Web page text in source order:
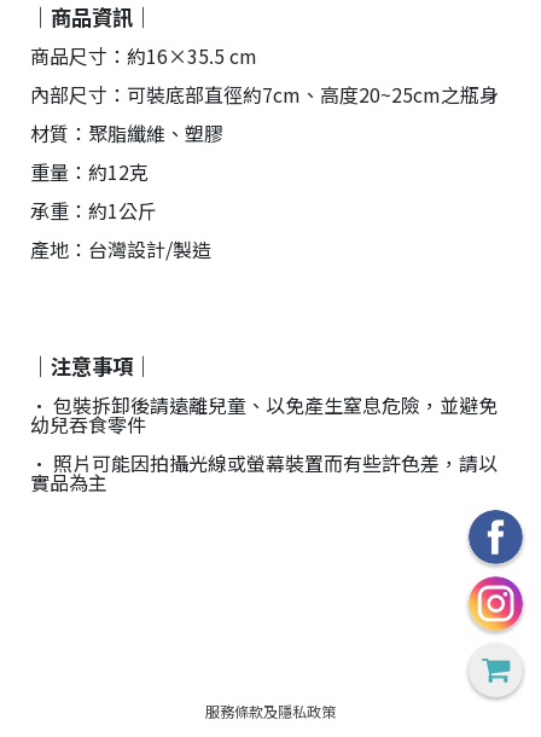
｜商品資訊｜
商品尺寸：約16×35.5 cm
內部尺寸：可裝底部直徑約7cm、高度20~25cm之瓶身
材質：聚脂纖維、塑膠
重量：約12克
承重：約1公斤
產地：台灣設計/製造
｜注意事項｜
• 包裝拆卸後請遠離兒童、以免產生窒息危險，並避免
幼兒吞食零件
• 照片可能因拍攝光線或螢幕裝置而有些許色差，請以
實品為主
服務條款及隱私政策